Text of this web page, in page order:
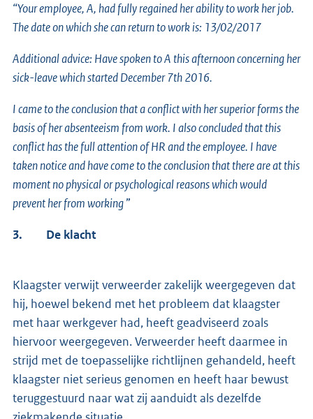
“Your employee, A, had fully regained her ability to work her job.
The date on which she can return to work is: 13/02/2017
Additional advice: Have spoken to A this afternoon concerning her
sick-leave which started December 7th 2016.
I came to the conclusion that a conflict with her superior forms the
basis of her absenteeism from work. I also concluded that this
conflict has the full attention of HR and the employee. I have
taken notice and have come to the conclusion that there are at this
moment no physical or psychological reasons which would
prevent her from working”
3. De klacht
Klaagster verwijt verweerder zakelijk weergegeven dat
hij, hoewel bekend met het probleem dat klaagster
met haar werkgever had, heeft geadviseerd zoals
hiervoor weergegeven. Verweerder heeft daarmee in
strijd met de toepasselijke richtlijnen gehandeld, heeft
klaagster niet serieus genomen en heeft haar bewust
teruggestuurd naar wat zij aanduidt als dezelfde